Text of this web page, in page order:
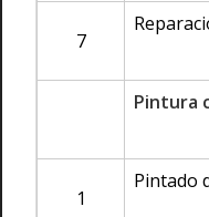
7
Pintura
1
Pintado